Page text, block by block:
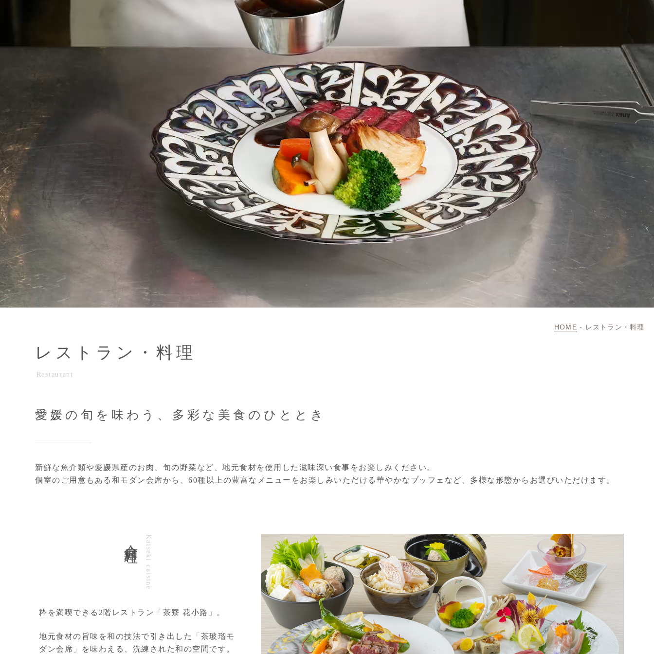
レストラン・料理
Restaurant
HOME - レストラン・料理
愛媛の旬を味わう、 多彩な美食のひととき
新鮮な魚介類や愛媛県産のお肉、旬の野菜など、地元食材を使用した滋味深い食事をお楽しみください。
個室のご用意もある和モダン会席から、60種以上の豊富なメニューをお楽しみいただける華やかなブッフェなど、多様な形態からお選びいただけます。
Kaiseki cuisine
粋を満喫できる2階レストラン「茶寮 花小路」。
地元食材の旨味を和の技法で引き出した「茶玻瑠モ
ダン会席」を味わえる、洗練された和の空間です。